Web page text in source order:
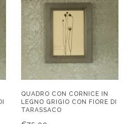
QUADRO CON CORNICE IN
LEGNO GRIGIO CON FIORE DI
TARASSACO